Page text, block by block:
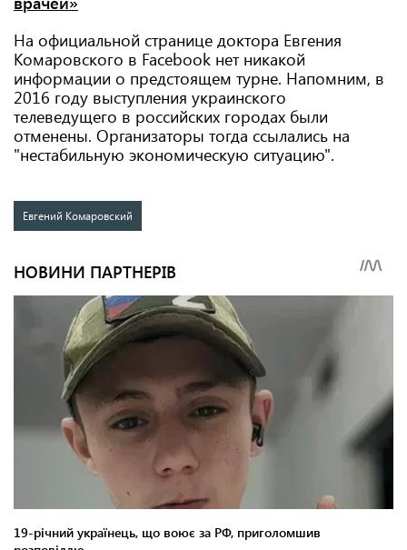
На официальной странице доктора Евгения
Комаровского в Facebook нет никакой
информации о предстоящем турне. Напомним, в
2016 году выступления украинского
телеведущего в российских городах были
отменены. Организаторы тогда ссылались на
"нестабильную экономическую ситуацию".
Евгений Комаровский